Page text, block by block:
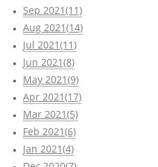
Sep 2021(11)
Aug 2021(14)
Jul 2021(11)
Jun 2021(8)
May 2021(9)
Apr 2021(17)
Mar 2021(5)
Feb 2021(6)
Jan 2021(4)